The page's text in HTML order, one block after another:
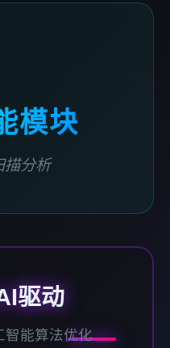
模块
描分析
驱动
智能算法优化